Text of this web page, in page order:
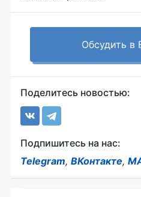
Обсудить в
Поделитесь новостью:
Подпишитесь на нас:
Telegram, ВКонтакте,